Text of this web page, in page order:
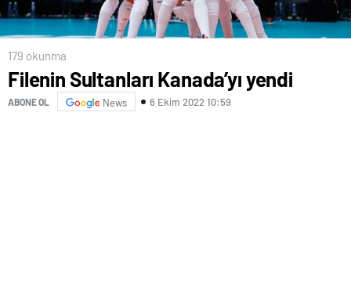
179 okunma
Filenin Sultanları Kanada’yı yendi
ABONE OL News 6 Ekim 2022 10:59